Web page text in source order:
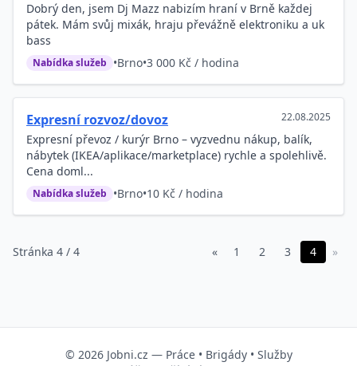
Dobrý den, jsem Dj Mazz nabizím hraní v Brně každej
pátek. Mám svůj mixák, hraju převážně elektroniku a uk
bass
Nabídka služeb •Brno•3 000 Kč / hodina
Expresní rozvoz/dovoz 22.08.2025
Expresní převoz / kurýr Brno – vyzvednu nákup, balík,
nábytek (IKEA/aplikace/marketplace) rychle a spolehlivě.
Cena doml...
Nabídka služeb •Brno•10 Kč / hodina
Stránka 4 / 4 « 1 2 3 4 »
© 2026 Jobni.cz — Práce• Brigády• Služby